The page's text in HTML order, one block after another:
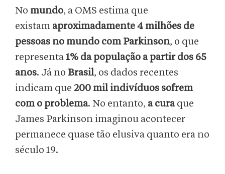
No mundo, a OMS estima que
existam aproximadamente 4 milhões de
pessoas no mundo com Parkinson, o que
representa1% da população a partir dos 65
anos. Já no Brasil, os dados recentes
indicam que 200 mil indivíduos sofrem
com o problema. No entanto, a curaque
James Parkinson imaginou acontecer
permanece quase tão elusiva quanto era no
século 19.